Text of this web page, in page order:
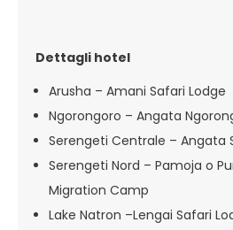
Dettagli hotel
Arusha – Amani Safari Lodge
Ngorongoro – Angata
Serengeti Centrale – Angata
Serengeti Nord – Pamoja o
Migration Camp
Lake Natron –Lengai Safari